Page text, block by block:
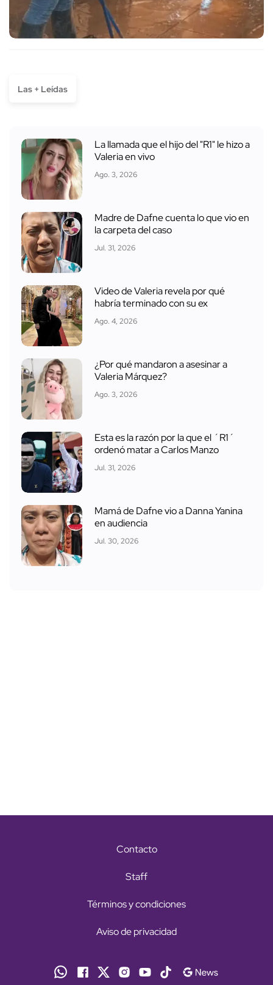
Las + Leídas
La llamada que el hijo del "R1" le hizo a
Valeria en vivo
Ago. 3, 2026
Madre de Dafne cuenta lo que vio en
la carpeta del caso
Jul. 31, 2026
Video de Valeria revela por qué
habría terminado con su ex
Ago. 4, 2026
¿Por qué mandaron a asesinar a
Valeria Márquez?
Ago. 3, 2026
Esta es la razón por la que el ´R1´
ordenó matar a Carlos Manzo
Jul. 31, 2026
Mamá de Dafne vio a Danna Yanina
en audiencia
Jul. 30, 2026
Contacto
Staff
Términos y condiciones
Aviso de privacidad